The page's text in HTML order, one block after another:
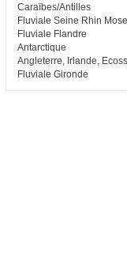
Caraïbes/Antilles
Fluviale Seine Rhin
Fluviale Flandre
Antarctique
Angleterre, Irlande,
Fluviale Gironde